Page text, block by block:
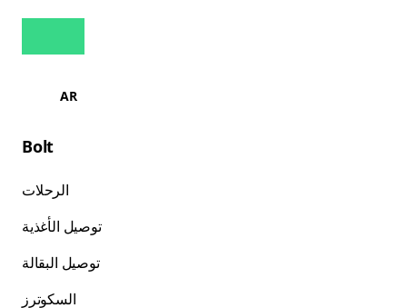
AR
Bolt
الرحلات
توصيل الأغذية
توصيل البقالة
السكوترز